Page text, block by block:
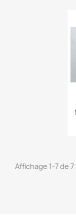
Affichage 1-7 de